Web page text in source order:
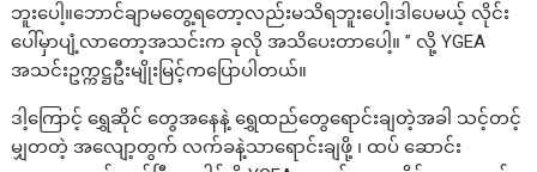
ဘူးပေါ့။ဘောင်ချာမတွေ့ရတော့လည်းမသိရဘူးပေါ့၊ဒါပေမယ့် လိုင်း
ပေါ်မှာပျံ့လာတော့အသင်းက ခုလို အသိပေးတာပေါ့။ ” လို့ YGEA
အသင်းဥက္ကဋ္ဌဦးမျိုးမြင့်ကပြောပါတယ်။
ဒါ့ကြောင့် ရွှေဆိုင် တွေအနေနဲ့ ရွှေထည်တွေရောင်းချတဲ့အခါ သင့်တင့်
မျှတတဲ့ အလျော့တွက် လက်ခနဲ့သာရောင်းချဖို့ ၊ ထပ် ဆောင်း